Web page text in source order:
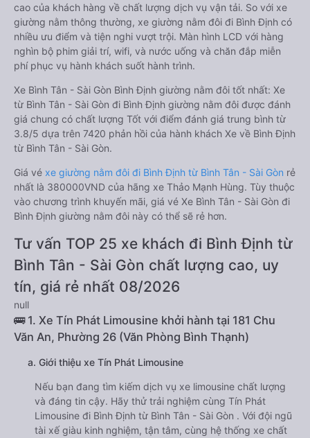
cao của khách hàng về chất lượng dịch vụ vận tải. So với xe
giường nằm thông thường, xe giường nằm đôi đi Bình Định có
nhiều ưu điểm và tiện nghi vượt trội. Màn hình LCD với hàng
nghìn bộ phim giải trí, wifi, và nước uống và chăn đắp miễn
phí phục vụ hành khách suốt hành trình.
Xe Bình Tân - Sài Gòn Bình Định giường nằm đôi tốt nhất: Xe
từ Bình Tân - Sài Gòn đi Bình Định giường nằm đôi được đánh
giá chung có chất lượng Tốt với điểm đánh giá trung bình từ
3.8/5 dựa trên 7420 phản hồi của hành khách Xe về Bình Định
từ Bình Tân - Sài Gòn.
Giá vé xe giường nằm đôi đi Bình Định từ Bình Tân - Sài Gòn rẻ
nhất là 380000VND của hãng xe Thảo Mạnh Hùng. Tùy thuộc
vào chương trình khuyến mãi, giá vé Xe Bình Tân - Sài Gòn đi
Bình Định giường nằm đôi này có thể sẽ rẻ hơn.
Tư vấn TOP 25 xe khách đi Bình Định từ
Bình Tân - Sài Gòn chất lượng cao, uy
tín, giá rẻ nhất 08/2026
null
🚌 1. Xe Tín Phát Limousine khởi hành tại 181 Chu
Văn An, Phường 26 (Văn Phòng Bình Thạnh)
a. Giới thiệu xe Tín Phát Limousine
Nếu bạn đang tìm kiếm dịch vụ xe limousine chất lượng
và đáng tin cậy. Hãy thử trải nghiệm cùng Tín Phát
Limousine đi Bình Định từ Bình Tân - Sài Gòn . Với đội ngũ
tài xế giàu kinh nghiệm, tận tâm, cùng hệ thống xe chất